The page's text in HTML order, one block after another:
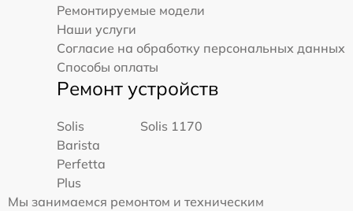
Ремонтируемые модели
Наши услуги
Согласие на обработку персональных данных
Способы оплаты
Ремонт устройств
Solis
Barista
Perfetta
Plus
Solis 1170
Мы занимаемся ремонтом и техническим